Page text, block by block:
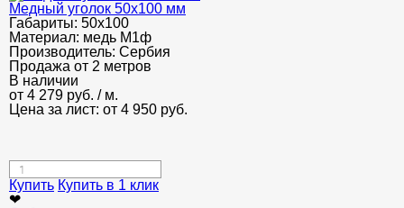
Медный уголок 50х100 мм
Габариты: 50х100
Материал: медь М1ф
Производитель: Сербия
Продажа от 2 метров
В наличии
от 4 279 руб. / м.
Цена за лист: от 4 950 руб.
Купить Купить в 1 клик
❤